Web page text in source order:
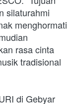
silaturahmi
menghormati
rasa cinta
tradisional